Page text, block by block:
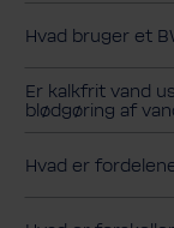
Hvad bruger et
Er kalkfrit vand
blødgøring af
Hvad er